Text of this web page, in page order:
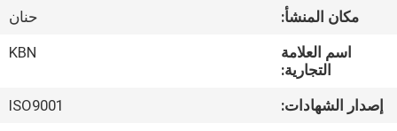
معلومات
جولة
مكان المنشأ:
حنان
اسم العلامة
التجارية:
KBN
إصدار الشهادات:
ISO9001